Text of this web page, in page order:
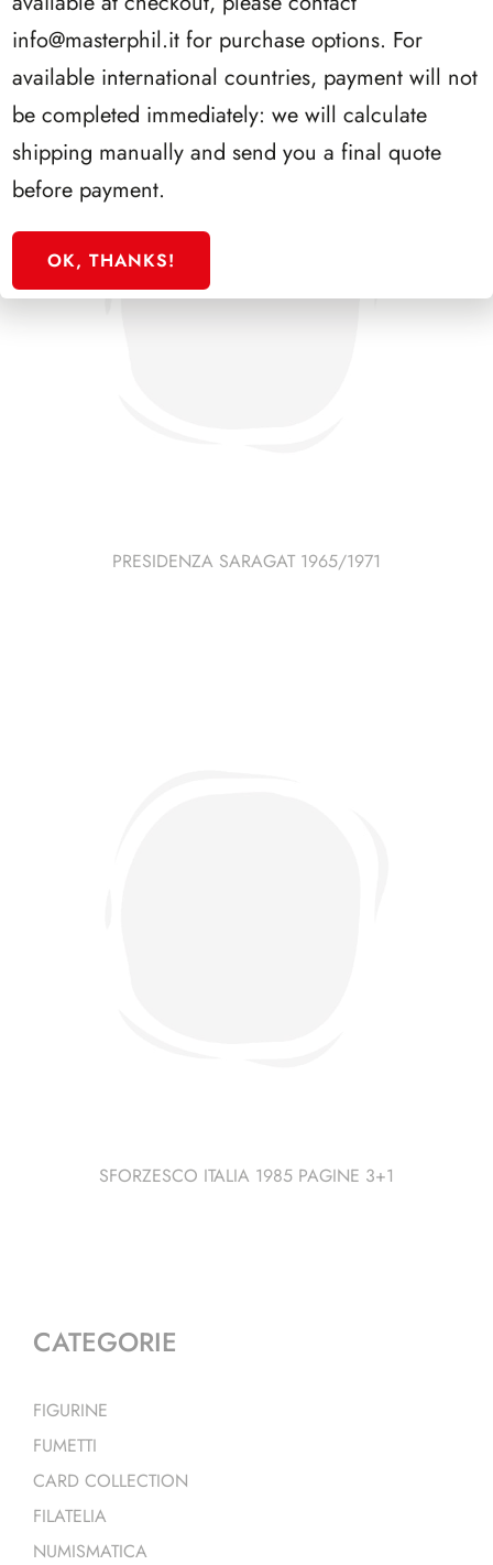
PRESIDENZA SARAGAT 1965/1971
SFORZESCO ITALIA 1985 PAGINE 3+1
CATEGORIE
FIGURINE
FUMETTI
CARD COLLECTION
FILATELIA
NUMISMATICA
info@masterphil.it for purchase options. For
available international countries, payment will not
be completed immediately: we will calculate
shipping manually and send you a final quote
before payment.
OK, THANKS!